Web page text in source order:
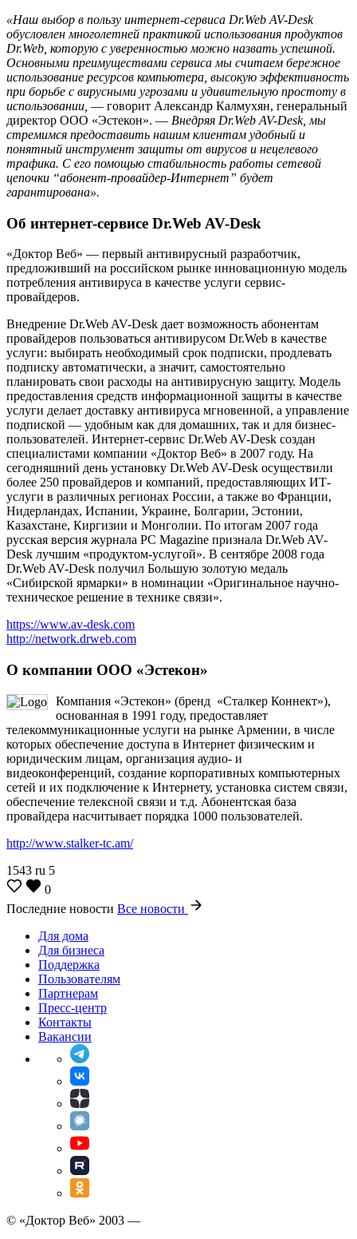
«Наш выбор в пользу интернет-сервиса Dr.Web AV-Desk
обусловлен многолетней практикой использования продуктов
Dr.Web, которую с уверенностью можно назвать успешной.
Основными преимуществами сервиса мы считаем бережное
использование ресурсов компьютера, высокую эффективность
при борьбе с вирусными угрозами и удивительную простоту в
использовании, — говорит Александр Калмухян, генеральный
директор ООО «Эстекон». — Внедряя Dr.Web AV-Desk, мы
стремимся предоставить нашим клиентам удобный и
понятный инструмент защиты от вирусов и нецелевого
трафика. С его помощью стабильность работы сетевой
цепочки “абонент-провайдер-Интернет” будет
гарантирована».
Об интернет-сервисе Dr.Web AV-Desk
«Доктор Веб» — первый антивирусный разработчик,
предложивший на российском рынке инновационную модель
потребления антивируса в качестве услуги сервис-
провайдеров.
Внедрение Dr.Web AV-Desk дает возможность абонентам
провайдеров пользоваться антивирусом Dr.Web в качестве
услуги: выбирать необходимый срок подписки, продлевать
подписку автоматически, а значит, самостоятельно
планировать свои расходы на антивирусную защиту. Модель
предоставления средств информационной защиты в качестве
услуги делает доставку антивируса мгновенной, а управление
подпиской — удобным как для домашних, так и для бизнес-
пользователей. Интернет-сервис Dr.Web AV-Desk создан
специалистами компании «Доктор Веб» в 2007 году. На
сегодняшний день установку Dr.Web AV-Desk осуществили
более 250 провайдеров и компаний, предоставляющих ИТ-
услуги в различных регионах России, а также во Франции,
Нидерландах, Испании, Украине, Болгарии, Эстонии,
Казахстане, Киргизии и Монголии. По итогам 2007 года
русская версия журнала PC Magazine признала Dr.Web AV-
Desk лучшим «продуктом-услугой». В сентябре 2008 года
Dr.Web AV-Desk получил Большую золотую медаль
«Сибирской ярмарки» в номинации «Оригинальное научно-
техническое решение в технике связи».
https://www.av-desk.com
http://network.drweb.com
О компании ООО «Эстекон»
Компания «Эстекон» (бренд «Сталкер Коннект»),
основанная в 1991 году, предоставляет
телекоммуникационные услуги на рынке Армении, в числе
которых обеспечение доступа в Интернет физическим и
юридическим лицам, организация аудио- и
видеоконференций, создание корпоративных компьютерных
сетей и их подключение к Интернету, установка систем связи,
обеспечение телексной связи и т.д. Абонентская база
провайдера насчитывает порядка 1000 пользователей.
http://www.stalker-tc.am/
1543 ru 5
0
Последние новости Все новости
Для дома
Для бизнеса
Поддержка
Пользователям
Партнерам
Пресс-центр
Контакты
Вакансии
© «Доктор Веб» 2003 —